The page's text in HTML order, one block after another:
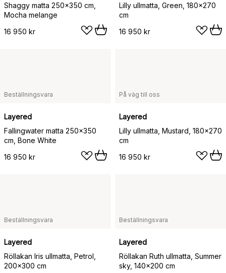
Shaggy matta 250x350 cm,
Mocha melange
16 950 kr
Lilly ullmatta, Green, 180x270
cm
16 950 kr
Beställningsvara
Layered
Fallingwater matta 250x350
cm, Bone White
16 950 kr
På väg till oss
Layered
Lilly ullmatta, Mustard, 180x270
cm
16 950 kr
Beställningsvara
Layered
Röllakan Iris ullmatta, Petrol,
200x300 cm
Beställningsvara
Layered
Röllakan Ruth ullmatta, Summer
sky, 140x200 cm